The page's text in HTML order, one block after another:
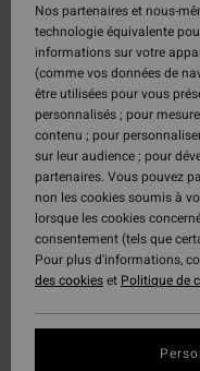
Nos partenaires et nous-
technologie équivalente
informations sur votre
(comme vos données de
être utilisées pour vous
personnalisés ; pour
contenu ; pour
sur leur audience ; pour
partenaires. Vous pouvez
non les cookies soumis à
lorsque les cookies
consentement (tels que
Pour plus d'informations,
des cookieset Politique de